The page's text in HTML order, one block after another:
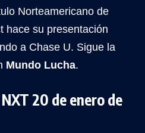
Norteamericano de
hace su presentación
a Chase U. Sigue la
Mundo Lucha.
20 de enero de